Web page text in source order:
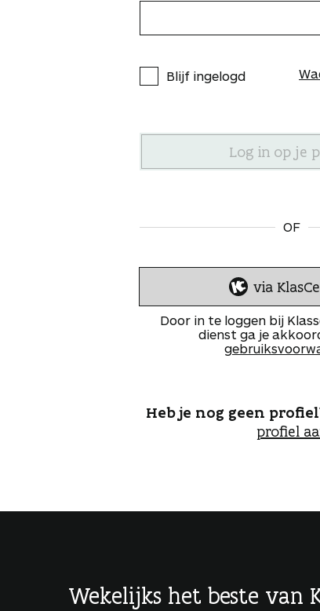
Blijf ingelogd
OF
I
n
l
o
e
n
via
Door in te loggen bij
dienst ga je
Heb je nog geen
profiel
Wekelijks het beste van